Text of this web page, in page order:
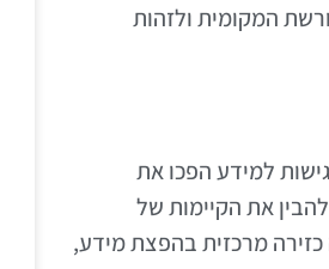
המקומית ולזהות
למידע הפכו את
את הקיימות של
מרכזית בהפצת מידע,